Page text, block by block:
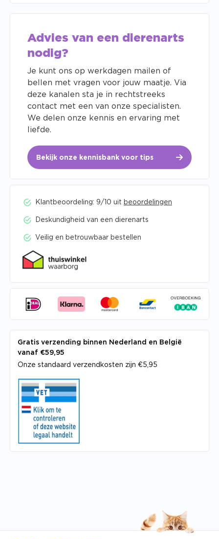
Advies van een dierenarts
nodig?
Je kunt ons op werkdagen mailen of
bellen met vragen voor jouw maatje. Via
deze kanalen sta je in rechtstreeks
contact met een van onze specialisten.
We delen onze kennis en ervaring met
liefde.
Bekijk onze kennisbank voor tips
Klantbeoordeling: 9/10 uit beoordelingen
Deskundigheid van een dierenarts
Veilig en betrouwbaar bestellen
Gratis verzending binnen Nederland en België
vanaf €59,95
Onze standaard verzendkosten zijn €5,95